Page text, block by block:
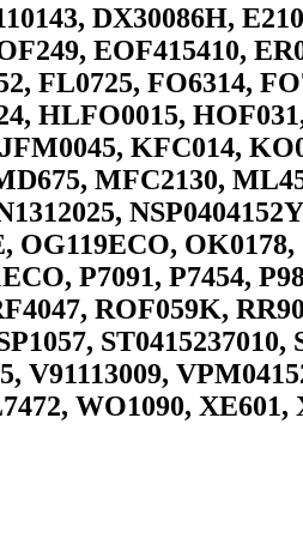
DX30086H,
EOF415410,
FL0725, FO6314,
HLFO0015,
KFC014,
MFC2130,
OG119ECO,
P7091, P7454,
ROF059K,
ST0415237010,
V91113009,
WO1090, XE601,